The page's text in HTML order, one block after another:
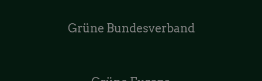
Grüne Bundesverband